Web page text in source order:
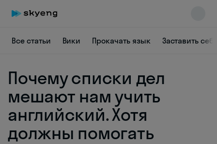
Все статьи Вики Прокачать язык Заставить
Почему списки дел
мешают нам учить
английский. Хотя
должны помогать
Skyeng Chat
online